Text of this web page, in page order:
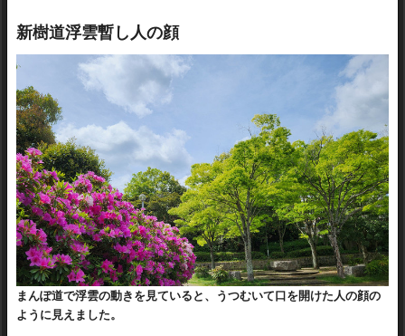
新樹道浮雲暫し人の顔
まんぽ道で浮雲の動きを見ていると、うつむいて口を開けた人の顔の
ように見えました。